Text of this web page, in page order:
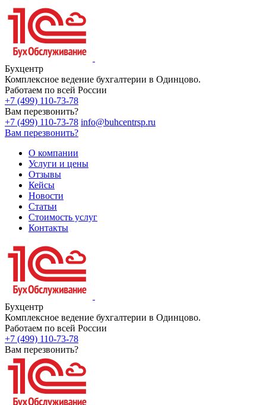
Бухцентр
Комплексное ведение бухгалтерии в Одинцово.
Работаем по всей России
+7 (499) 110-73-78
Вам перезвонить?
+7 (499) 110-73-78 info@buhcentrsp.ru
Вам перезвонить?
О компании
Услуги и цены
Отзывы
Кейсы
Новости
Статьи
Стоимость услуг
Контакты
Бухцентр
Комплексное ведение бухгалтерии в Одинцово.
Работаем по всей России
+7 (499) 110-73-78
Вам перезвонить?